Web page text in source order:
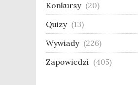
Konkursy (20)
Quizy (13)
Wywiady (226)
Zapowiedzi (405)